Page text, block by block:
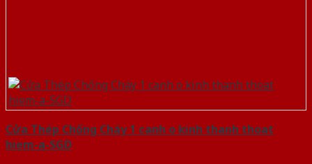
Cửa Thép Chống Cháy 1 canh o kinh thanh thoat
hiem-a-SGD